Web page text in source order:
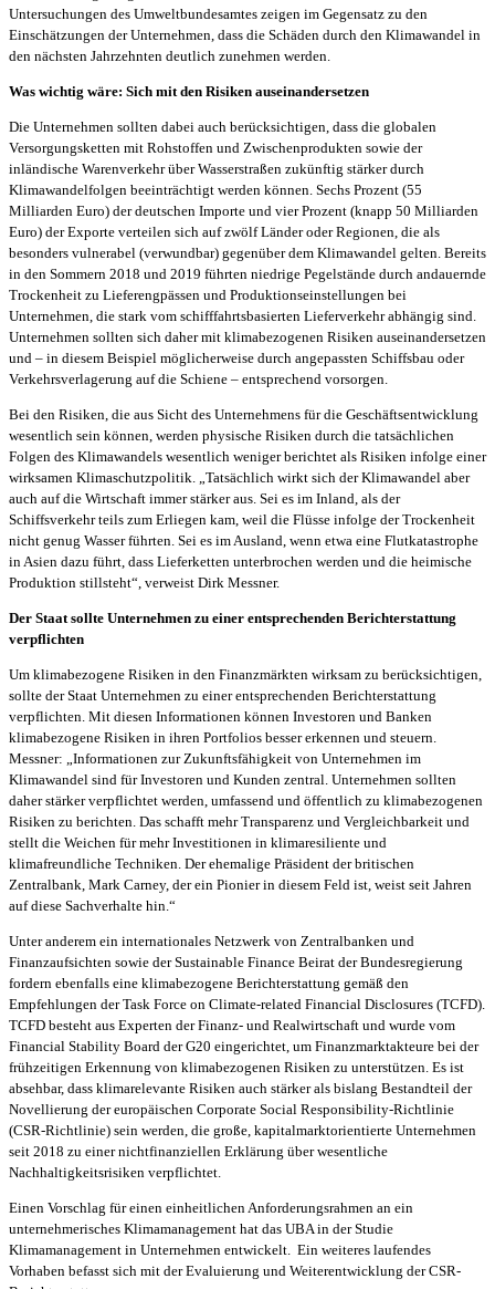
Untersuchungen des Umweltbundesamtes zeigen im Gegensatz zu den
Einschätzungen der Unternehmen, dass die Schäden durch den Klimawandel in
den nächsten Jahrzehnten deutlich zunehmen werden.
Was wichtig wäre: Sich mit den Risiken auseinandersetzen
Die Unternehmen sollten dabei auch berücksichtigen, dass die globalen
Versorgungsketten mit Rohstoffen und Zwischenprodukten sowie der
inländische Warenverkehr über Wasserstraßen zukünftig stärker durch
Klimawandelfolgen beeinträchtigt werden können. Sechs Prozent (55
Milliarden Euro) der deutschen Importe und vier Prozent (knapp 50 Milliarden
Euro) der Exporte verteilen sich auf zwölf Länder oder Regionen, die als
besonders vulnerabel (verwundbar) gegenüber dem Klimawandel gelten. Bereits
in den Sommern 2018 und 2019 führten niedrige Pegelstände durch andauernde
Trockenheit zu Lieferengpässen und Produktionseinstellungen bei
Unternehmen, die stark vom schifffahrtsbasierten Lieferverkehr abhängig sind.
Unternehmen sollten sich daher mit klimabezogenen Risiken auseinandersetzen
und – in diesem Beispiel möglicherweise durch angepassten Schiffsbau oder
Verkehrsverlagerung auf die Schiene – entsprechend vorsorgen.
Bei den Risiken, die aus Sicht des Unternehmens für die Geschäftsentwicklung
wesentlich sein können, werden physische Risiken durch die tatsächlichen
Folgen des Klimawandels wesentlich weniger berichtet als Risiken infolge einer
wirksamen Klimaschutzpolitik. „Tatsächlich wirkt sich der Klimawandel aber
auch auf die Wirtschaft immer stärker aus. Sei es im Inland, als der
Schiffsverkehr teils zum Erliegen kam, weil die Flüsse infolge der Trockenheit
nicht genug Wasser führten. Sei es im Ausland, wenn etwa eine Flutkatastrophe
in Asien dazu führt, dass Lieferketten unterbrochen werden und die heimische
Produktion stillsteht“, verweist Dirk Messner.
Der Staat sollte Unternehmen zu einer entsprechenden Berichterstattung
verpflichten
Um klimabezogene Risiken in den Finanzmärkten wirksam zu berücksichtigen,
sollte der Staat Unternehmen zu einer entsprechenden Berichterstattung
verpflichten. Mit diesen Informationen können Investoren und Banken
klimabezogene Risiken in ihren Portfolios besser erkennen und steuern.
Messner: „Informationen zur Zukunftsfähigkeit von Unternehmen im
Klimawandel sind für Investoren und Kunden zentral. Unternehmen sollten
daher stärker verpflichtet werden, umfassend und öffentlich zu klimabezogenen
Risiken zu berichten. Das schafft mehr Transparenz und Vergleichbarkeit und
stellt die Weichen für mehr Investitionen in klimaresiliente und
klimafreundliche Techniken. Der ehemalige Präsident der britischen
Zentralbank, Mark Carney, der ein Pionier in diesem Feld ist, weist seit Jahren
auf diese Sachverhalte hin.“
Unter anderem ein internationales Netzwerk von Zentralbanken und
Finanzaufsichten sowie der Sustainable Finance Beirat der Bundesregierung
fordern ebenfalls eine klimabezogene Berichterstattung gemäß den
Empfehlungen der Task Force on Climate-related Financial Disclosures (TCFD).
TCFD besteht aus Experten der Finanz- und Realwirtschaft und wurde vom
Financial Stability Board der G20 eingerichtet, um Finanzmarktakteure bei der
frühzeitigen Erkennung von klimabezogenen Risiken zu unterstützen. Es ist
absehbar, dass klimarelevante Risiken auch stärker als bislang Bestandteil der
Novellierung der europäischen Corporate Social Responsibility-Richtlinie
(CSR-Richtlinie) sein werden, die große, kapitalmarktorientierte Unternehmen
seit 2018 zu einer nichtfinanziellen Erklärung über wesentliche
Nachhaltigkeitsrisiken verpflichtet.
Einen Vorschlag für einen einheitlichen Anforderungsrahmen an ein
unternehmerisches Klimamanagement hat das UBA in der Studie
Klimamanagement in Unternehmen entwickelt. Ein weiteres laufendes
Vorhaben befasst sich mit der Evaluierung und Weiterentwicklung der CSR-